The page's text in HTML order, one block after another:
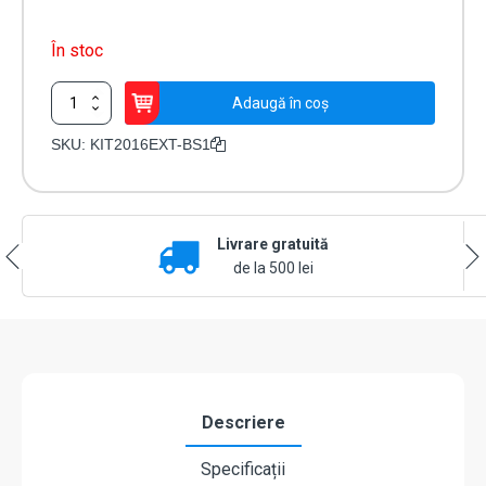
În stoc
Cantitate
Kit
alarma
Adaugă în coș
SKU: KIT2016EXT-BS1
Livrare gratuită
de la 500 lei
Descriere
Specificații